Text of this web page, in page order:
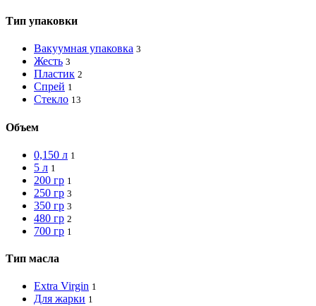
Тип упаковки
Вакуумная упаковка 3
Жесть 3
Пластик 2
Спрей 1
Стекло 13
Объем
0,150 л 1
5 л 1
200 гр 1
250 гр 3
350 гр 3
480 гр 2
700 гр 1
Тип масла
Extra Virgin 1
Для жарки 1